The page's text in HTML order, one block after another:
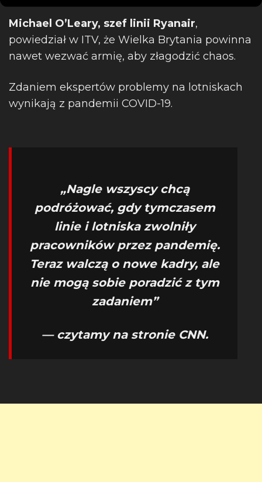
Michael O’Leary, szef linii Ryanair,
powiedział w ITV, że Wielka Brytania powinna
nawet wezwać armię, aby złagodzić chaos.
Zdaniem ekspertów problemy na lotniskach
wynikają z pandemii COVID-19.
„Nagle wszyscy chcą
podróżować, gdy tymczasem
linie i lotniska zwolniły
pracowników przez pandemię.
Teraz walczą o nowe kadry, ale
nie mogą sobie poradzić z tym
zadaniem”
— czytamy na stronie CNN.